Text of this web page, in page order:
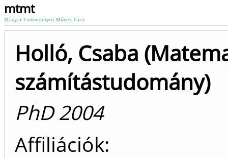
mtmt
Magyar Tudományos Művek Tára
Holló, Csaba
számítástudomány)
PhD 2004
Affiliációk